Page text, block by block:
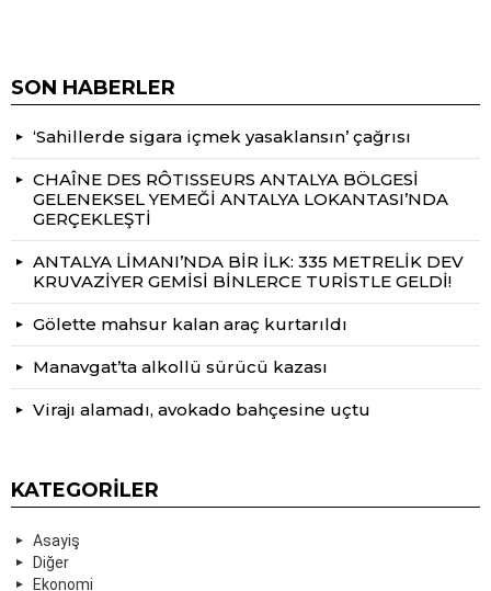
SON HABERLER
‘Sahillerde sigara içmek yasaklansın’ çağrısı
CHAÎNE DES RÔTISSEURS ANTALYA BÖLGESİ
GELENEKSEL YEMEĞİ ANTALYA LOKANTASI’NDA
GERÇEKLEŞTİ
ANTALYA LİMANI’NDA BİR İLK: 335 METRELİK DEV
KRUVAZİYER GEMİSİ BİNLERCE TURİSTLE GELDİ!
Gölette mahsur kalan araç kurtarıldı
Manavgat’ta alkollü sürücü kazası
Virajı alamadı, avokado bahçesine uçtu
KATEGORILER
Asayiş
Diğer
Ekonomi